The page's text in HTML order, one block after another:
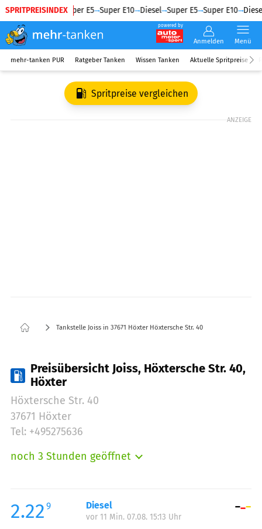
SPRITPREISINDEX
Diesel Super E5 Super E10 Diesel Super E5 Super E10 Diesel
powered by
Anmelden Menü
mehr-tanken PUR Ratgeber Tanken Wissen Tanken Aktuelle Spritpreise
Spritpreise vergleichen
ANZEIGE
Tankstelle Joiss in 37671 Höxter Höxtersche Str. 40
Preisübersicht Joiss, Höxtersche Str. 40,
Höxter
Höxtersche Str. 40
37671 Höxter
Tel: +495275636
noch 3 Stunden geöffnet
Mittwoch:
06:00-21:00
Donnerstag:
2.22 9 Diesel
vor 11 Min. 07.08. 15:13 Uhr